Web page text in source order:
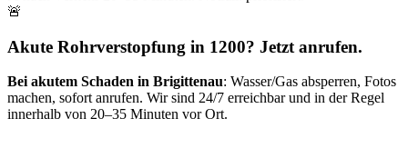
🚨
Akute Rohrverstopfung in 1200? Jetzt anrufen.
Bei akutem Schaden in Brigittenau: Wasser/Gas absperren, Fotos
machen, sofort anrufen. Wir sind 24/7 erreichbar und in der Regel
innerhalb von 20–35 Minuten vor Ort.